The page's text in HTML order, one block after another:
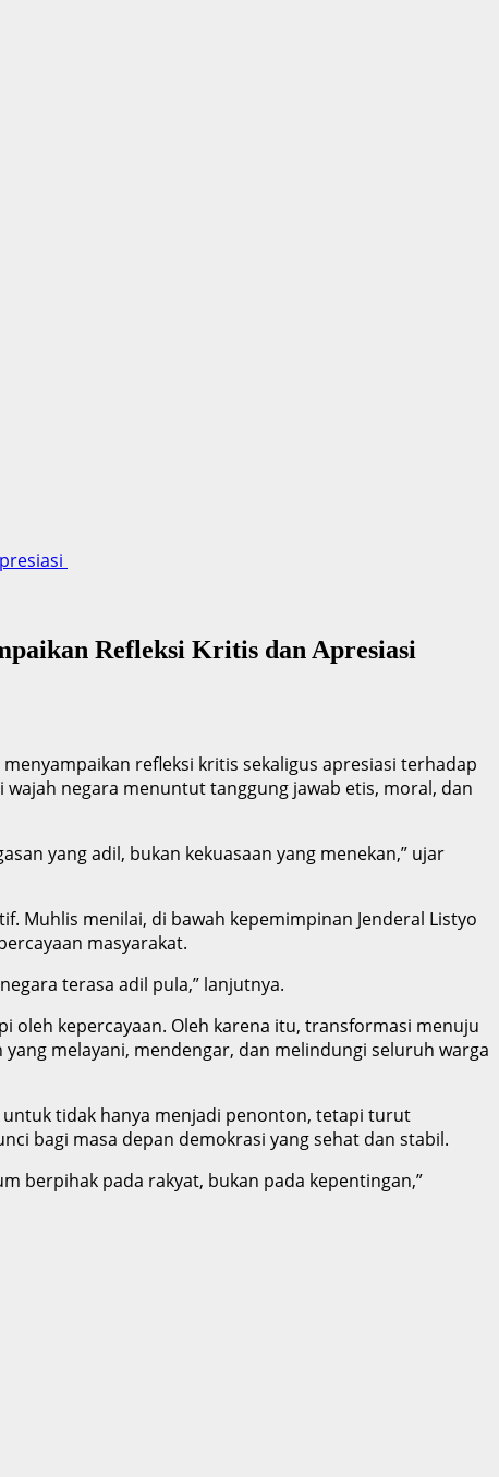
Refleksi Kritis dan Apresiasi
refleksi kritis sekaligus apresiasi terhadap
negara menuntut tanggung jawab etis, moral, dan
yang adil, bukan kekuasaan yang menekan,” ujar
Muhlis menilai, di bawah kepemimpinan Jenderal Listyo
masyarakat.
terasa adil pula,” lanjutnya.
oleh kepercayaan. Oleh karena itu, transformasi menuju
melayani, mendengar, dan melindungi seluruh warga
untuk tidak hanya menjadi penonton, tetapi turut
bagi masa depan demokrasi yang sehat dan stabil.
berpihak pada rakyat, bukan pada kepentingan,”